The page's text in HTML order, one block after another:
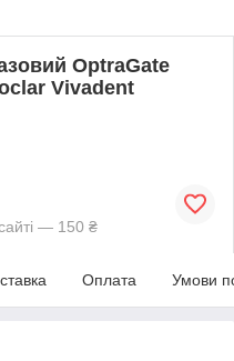
OptraGate
Vіvadent
— 150 ₴
Оплата Умови